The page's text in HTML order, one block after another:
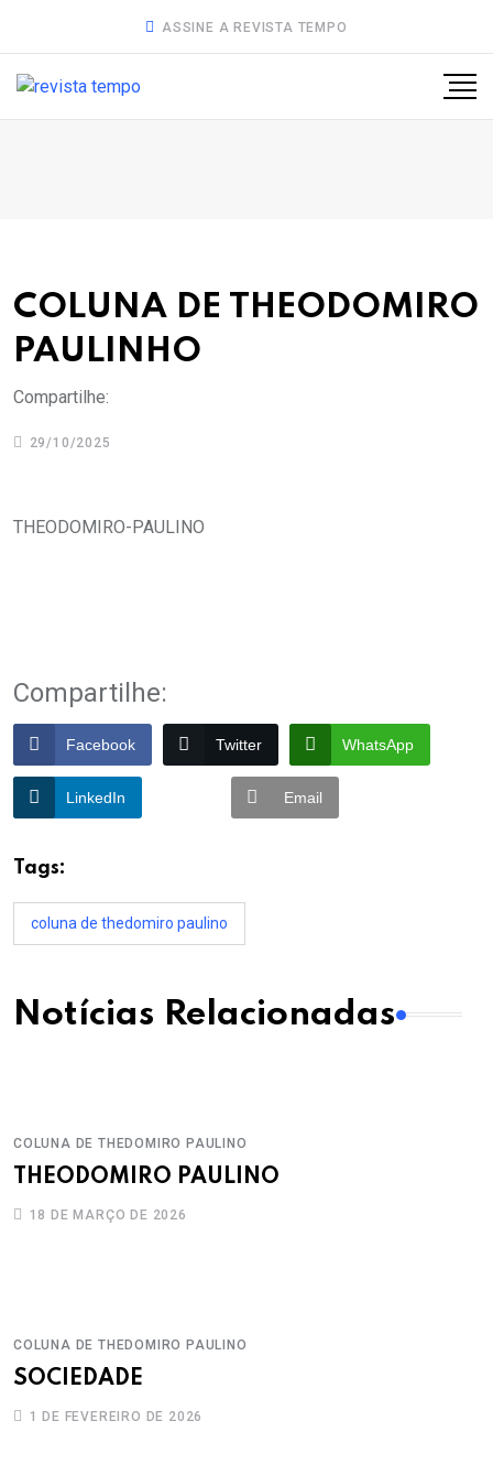
ASSINE A REVISTA TEMPO
COLUNA DE THEODOMIRO
PAULINHO
Compartilhe:
29/10/2025
THEODOMIRO-PAULINO
Compartilhe:
Facebook Twitter WhatsApp
LinkedIn Email
Tags:
coluna de thedomiro paulino
Notícias Relacionadas
COLUNA DE THEDOMIRO PAULINO
THEODOMIRO PAULINO
18 DE MARÇO DE 2026
COLUNA DE THEDOMIRO PAULINO
SOCIEDADE
1 DE FEVEREIRO DE 2026